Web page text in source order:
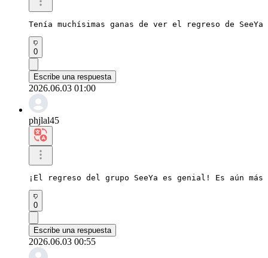
Tenía muchísimas ganas de ver el regreso de
0
Escribe una respuesta
2026.06.03 01:00
phjlal45
¡El regreso del grupo SeeYa es genial! Es aún
0
Escribe una respuesta
2026.06.03 00:55